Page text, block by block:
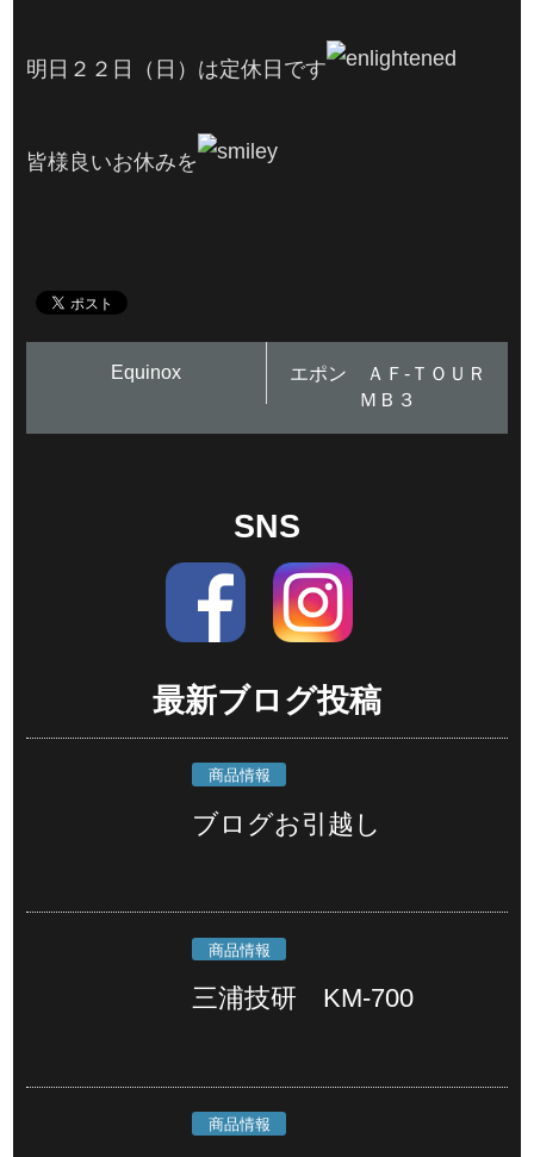
明日２２日（日）は定休日です
皆様良いお休みを
Equinox
エポン ＡＦ-ＴＯＵＲ
ＭＢ３
SNS
最新ブログ投稿
商品情報
ブログお引越し
商品情報
三浦技研 KM-700
商品情報